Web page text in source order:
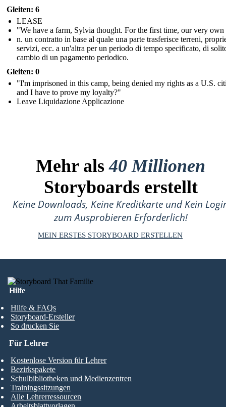
Gleiten: 6
LEASE
"We have a farm, Sylvia thought. For the first time, our very
n. un contratto in base al quale una parte trasferisce terreni,
servizi, ecc. a un'altra per un periodo di tempo specificato, di
cambio di un pagamento periodico.
Gleiten: 0
"I'm imprisoned in this camp, being denied my rights as a U.S.
and I have to prove my loyalty?"
Leave Liquidazione Applicazione
Mehr als40 Millionen
Storyboards erstellt
Keine Downloads, Keine Kreditkarte und Kein
zum Ausprobieren Erforderlich!
MEIN ERSTES STORYBOARD ERSTELLEN
Hilfe
Hilfe & FAQs
Storyboard-Ersteller
So drucken Sie
Für Lehrer
Kostenlose Version für Lehrer
Bezirkspakete
Schulbibliotheken und Medienzentren
Trainingssitzungen
Alle Lehrerressourcen